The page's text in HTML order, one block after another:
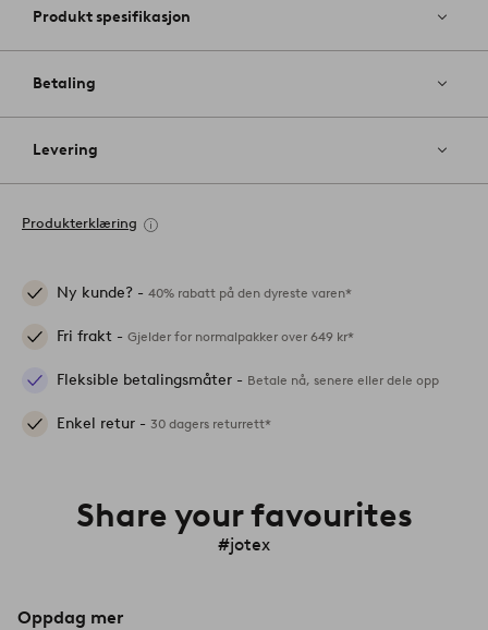
Produkt spesifikasjon
Betaling
Levering
Produkterklæring
Ny kunde? - 40% rabatt på den dyreste varen*
Fri frakt - Gjelder for normalpakker over 649 kr*
Fleksible betalingsmåter - Betale nå, senere eller dele opp
Enkel retur - 30 dagers returrett*
Share your favourites
#jotex
Oppdag mer